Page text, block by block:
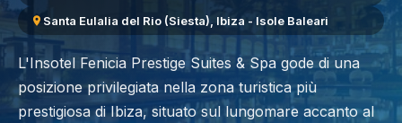
Santa Eulalia del Rio (Siesta), Ibiza - Isole Baleari
L'Insotel Fenicia Prestige Suites & Spa gode di una
posizione privilegiata nella zona turistica più
prestigiosa di Ibiza, situato sul lungomare accanto al